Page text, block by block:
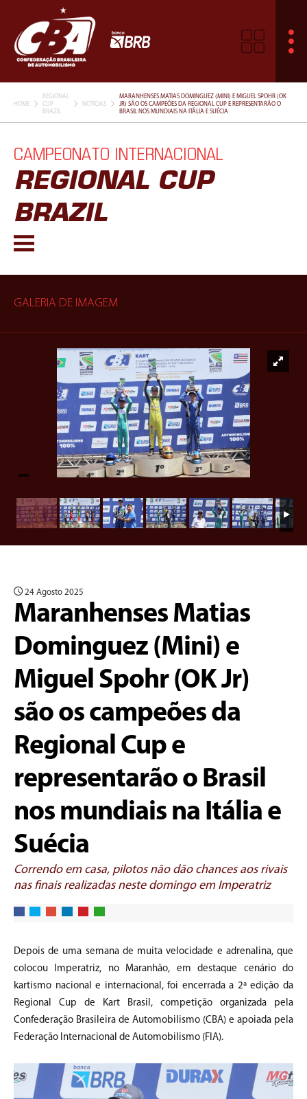
HOME
REGIONAL
CUP
BRAZIL
NOTÍCIAS
MARANHENSES MATIAS DOMINGUEZ (MINI) E MIGUEL SPOHR (OK
JR) SÃO OS CAMPEÕES DA REGIONAL CUP E REPRESENTARÃO O
BRASIL NOS MUNDIAIS NA ITÁLIA E SUÉCIA
CAMPEONATO INTERNACIONAL
REGIONAL CUP
BRAZIL
GALERIA DE IMAGEM
24 Agosto 2025
Maranhenses Matias
Dominguez (Mini) e
Miguel Spohr (OK Jr)
são os campeões da
Regional Cup e
representarão o Brasil
nos mundiais na Itália e
Suécia
Correndo em casa, pilotos não dão chances aos rivais
nas finais realizadas neste domingo em Imperatriz
Depois de uma semana de muita velocidade e adrenalina, que
colocou Imperatriz, no Maranhão, em destaque cenário do
kartismo nacional e internacional, foi encerrada a 2ª edição da
Regional Cup de Kart Brasil, competição organizada pela
Confederação Brasileira de Automobilismo (CBA) e apoiada pela
Federação Internacional de Automobilismo (FIA).